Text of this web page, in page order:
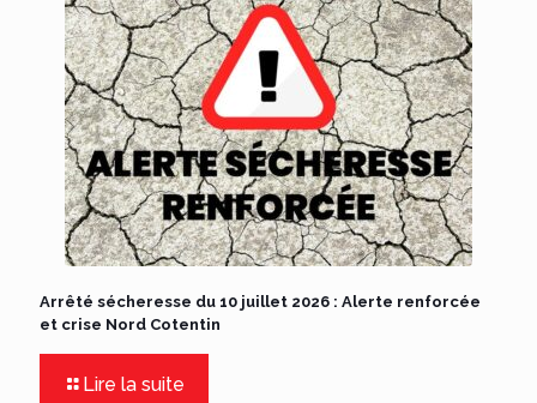
Arrêté sécheresse du 10 juillet 2026 : Alerte renforcée
et crise Nord Cotentin
Lire la suite